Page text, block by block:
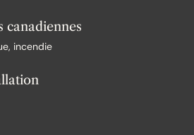
canadiennes
incendie